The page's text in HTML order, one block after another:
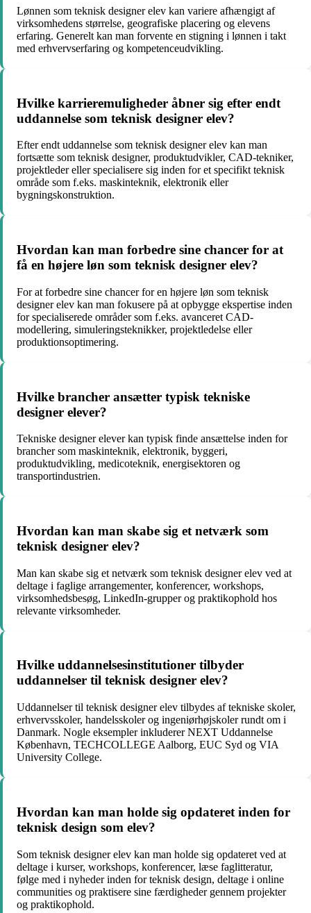
Lønnen som teknisk designer elev kan variere afhængigt af
virksomhedens størrelse, geografiske placering og elevens
erfaring. Generelt kan man forvente en stigning i lønnen i takt
med erhvervserfaring og kompetenceudvikling.
Hvilke karrieremuligheder åbner sig efter endt
uddannelse som teknisk designer elev?
Efter endt uddannelse som teknisk designer elev kan man
fortsætte som teknisk designer, produktudvikler, CAD-tekniker,
projektleder eller specialisere sig inden for et specifikt teknisk
område som f.eks. maskinteknik, elektronik eller
bygningskonstruktion.
Hvordan kan man forbedre sine chancer for at
få en højere løn som teknisk designer elev?
For at forbedre sine chancer for en højere løn som teknisk
designer elev kan man fokusere på at opbygge ekspertise inden
for specialiserede områder som f.eks. avanceret CAD-
modellering, simuleringsteknikker, projektledelse eller
produktionsoptimering.
Hvilke brancher ansætter typisk tekniske
designer elever?
Tekniske designer elever kan typisk finde ansættelse inden for
brancher som maskinteknik, elektronik, byggeri,
produktudvikling, medicoteknik, energisektoren og
transportindustrien.
Hvordan kan man skabe sig et netværk som
teknisk designer elev?
Man kan skabe sig et netværk som teknisk designer elev ved at
deltage i faglige arrangementer, konferencer, workshops,
virksomhedsbesøg, LinkedIn-grupper og praktikophold hos
relevante virksomheder.
Hvilke uddannelsesinstitutioner tilbyder
uddannelser til teknisk designer elev?
Uddannelser til teknisk designer elev tilbydes af tekniske skoler,
erhvervsskoler, handelsskoler og ingeniørhøjskoler rundt om i
Danmark. Nogle eksempler inkluderer NEXT Uddannelse
København, TECHCOLLEGE Aalborg, EUC Syd og VIA
University College.
Hvordan kan man holde sig opdateret inden for
teknisk design som elev?
Som teknisk designer elev kan man holde sig opdateret ved at
deltage i kurser, workshops, konferencer, læse faglitteratur,
følge med i nyheder inden for teknisk design, deltage i online
communities og praktisere sine færdigheder gennem projekter
og praktikophold.